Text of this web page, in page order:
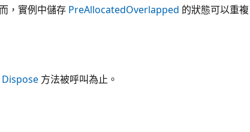
，實例中儲存 PreAllocatedOverlapped 的狀態可以重複
Dispose 方法被呼叫為止。